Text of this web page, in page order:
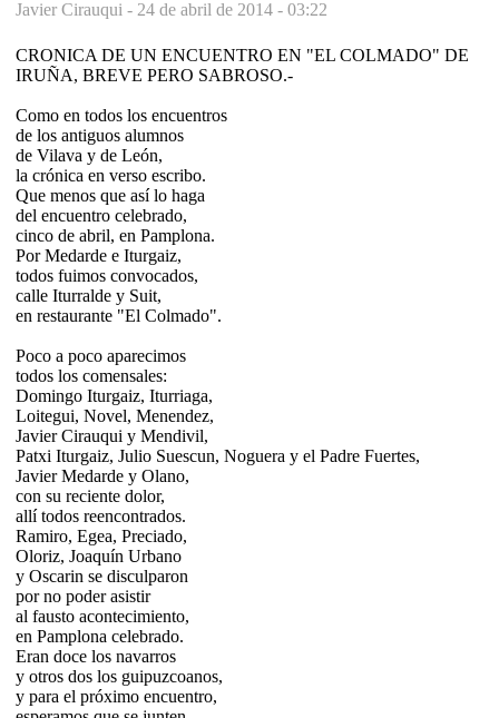
Javier Cirauqui - 24 de abril de 2014 - 03:22
CRONICA DE UN ENCUENTRO EN "EL COLMADO" DE
IRUÑA, BREVE PERO SABROSO.-
Como en todos los encuentros
de los antiguos alumnos
de Vilava y de León,
la crónica en verso escribo.
Que menos que así lo haga
del encuentro celebrado,
cinco de abril, en Pamplona.
Por Medarde e Iturgaiz,
todos fuimos convocados,
calle Iturralde y Suit,
en restaurante "El Colmado".
Poco a poco aparecimos
todos los comensales:
Domingo Iturgaiz, Iturriaga,
Loitegui, Novel, Menendez,
Javier Cirauqui y Mendivil,
Patxi Iturgaiz, Julio Suescun, Noguera y el Padre Fuertes,
Javier Medarde y Olano,
con su reciente dolor,
allí todos reencontrados.
Ramiro, Egea, Preciado,
Oloriz, Joaquín Urbano
y Oscarin se disculparon
por no poder asistir
al fausto acontecimiento,
en Pamplona celebrado.
Eran doce los navarros
y otros dos los guipuzcoanos,
y para el próximo encuentro,